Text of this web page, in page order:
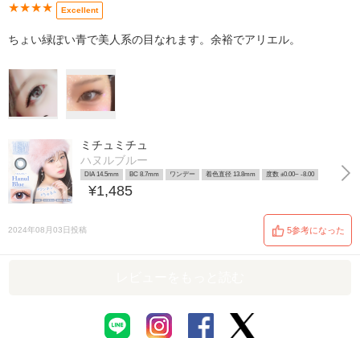
★★★★ Excellent
ちょい緑ぽい青で美人系の目なれます。余裕でアリエル。
ミチュミチュ
ハヌルブルー
DIA 14.5mm BC 8.7mm ワンデー 着色直径 13.8mm 度数 ±0.00~ -8.00
¥1,485
2024年08月03日投稿 5参考になった